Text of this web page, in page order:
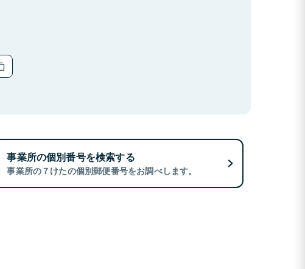
事業所の個別番号を検索する
事業所の７けたの個別郵便番号をお調べします。